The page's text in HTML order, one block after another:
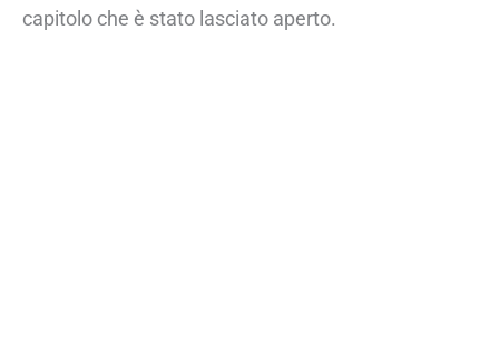
capitolo che è stato lasciato aperto.